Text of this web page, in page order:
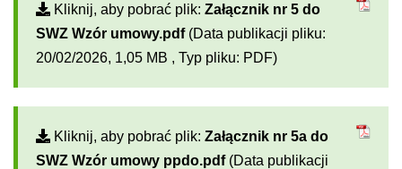
Kliknij, aby pobrać plik: Załącznik nr 5 do
SWZ Wzór umowy.pdf(Data publikacji pliku:
20/02/2026, 1,05 MB , Typ pliku: PDF)
Kliknij, aby pobrać plik: Załącznik nr 5a do
SWZ Wzór umowy ppdo.pdf(Data publikacji